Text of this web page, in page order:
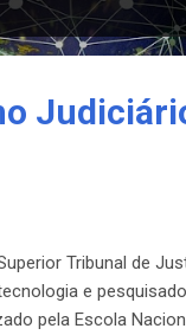
Tribunal de
e
pela Escola